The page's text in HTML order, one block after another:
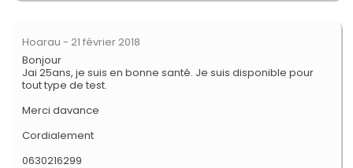
Hoarau - 21 février 2018
Bonjour
Jai 25ans, je suis en bonne santé. Je suis disponible pour
tout type de test.
Merci davance
Cordialement
0630216299